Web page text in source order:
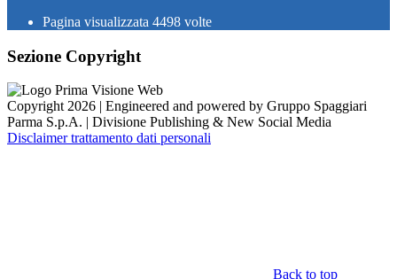
Pagina visualizzata 4498 volte
Sezione Copyright
Copyright 2026 | Engineered and powered by Gruppo Spaggiari
Parma S.p.A. | Divisione Publishing & New Social Media
Disclaimer trattamento dati personali
Back to top